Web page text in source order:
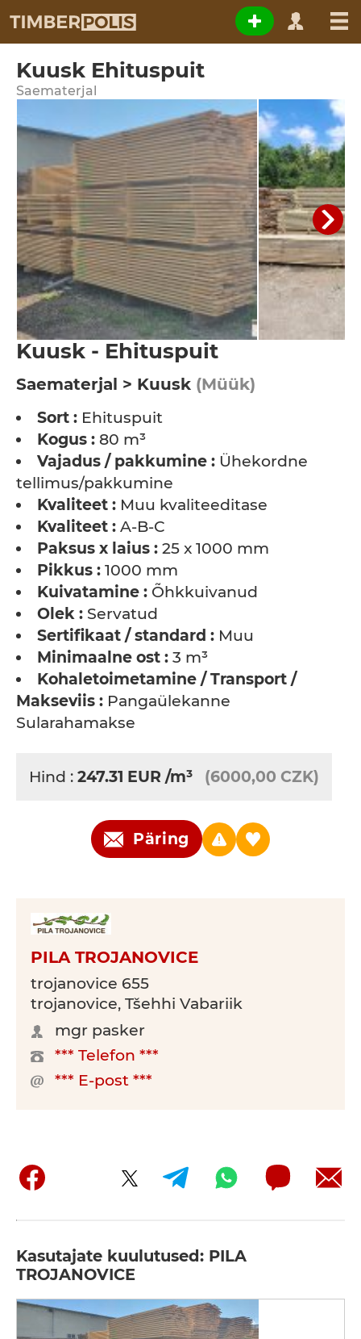
Kuusk Ehituspuit
Saematerjal
Kuusk - Ehituspuit
Saematerjal > Kuusk (Müük)
Sort : Ehituspuit
Kogus : 80 m³
Vajadus / pakkumine : Ühekordne
tellimus/pakkumine
Kvaliteet : Muu kvaliteeditase
Kvaliteet : A-B-C
Paksus x laius : 25 x 1000 mm
Pikkus : 1000 mm
Kuivatamine : Õhkkuivanud
Olek : Servatud
Sertifikaat / standard : Muu
Minimaalne ost : 3 m³
Kohaletoimetamine / Transport /
Makseviis : Pangaülekanne
Sularahamakse
Hind : 247.31 EUR /m³ (6000,00 CZK)
Päring
PILA TROJANOVICE
trojanovice 655
trojanovice, Tšehhi Vabariik
mgr pasker
*** Telefon ***
*** E-post ***
Kasutajate kuulutused: PILA
TROJANOVICE